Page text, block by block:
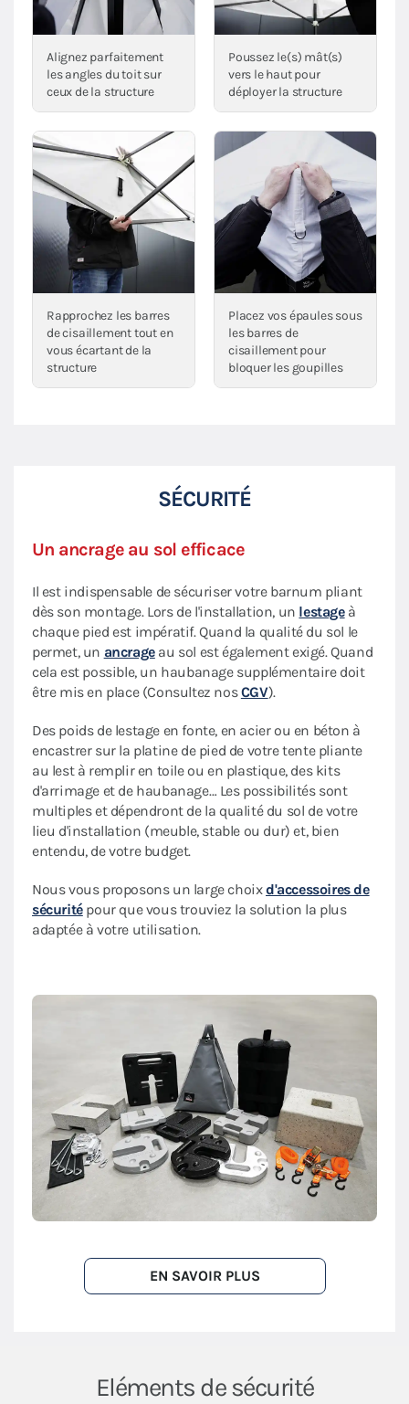
Alignez parfaitement
les angles du toit sur
ceux de la structure
Poussez le(s) mât(s)
vers le haut pour
déployer la structure
Rapprochez les barres
de cisaillement tout en
vous écartant de la
structure
Placez vos épaules sous
les barres de
cisaillement pour
bloquer les goupilles
SÉCURITÉ
Un ancrage au sol efficace
Il est indispensable de sécuriser votre barnum pliant
dès son montage. Lors de l'installation, un lestageà
chaque pied est impératif. Quand la qualité du sol le
permet, un ancrageau sol est également exigé. Quand
cela est possible, un haubanage supplémentaire doit
être mis en place (Consultez nosCGV).
Des poids de lestage en fonte, en acier ou en béton à
encastrer sur la platine de pied de votre tente pliante
au lest à remplir en toile ou en plastique, des kits
d'arrimage et de haubanage… Les possibilités sont
multiples et dépendront de la qualité du sol de votre
lieu d'installation (meuble, stable ou dur) et, bien
entendu, de votre budget.
Nous vous proposons un large choixd'accessoires de
sécuritépour que vous trouviez la solution la plus
adaptée à votre utilisation.
EN SAVOIR PLUS
Eléments de sécurité